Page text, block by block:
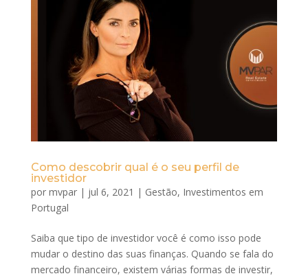
Como descobrir qual é o seu perfil de
investidor
por mvpar| jul 6, 2021 | Gestão, Investimentos em
Portugal
Saiba que tipo de investidor você é como isso pode
mudar o destino das suas finanças. Quando se fala do
mercado financeiro, existem várias formas de investir,